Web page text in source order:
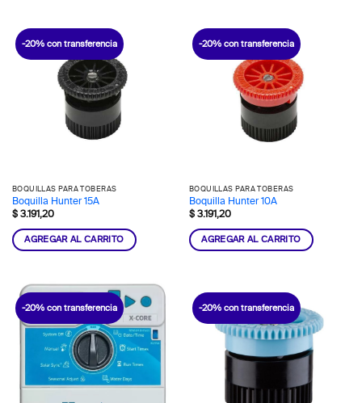
-20% con transferencia
BOQUILLAS PARA TOBERAS
Boquilla Hunter 15A
$3.191,20
AGREGAR AL CARRITO
-20% con transferencia
BOQUILLAS PARA TOBERAS
Boquilla Hunter 10A
$3.191,20
AGREGAR AL CARRITO
-20% con transferencia -20% con transferencia